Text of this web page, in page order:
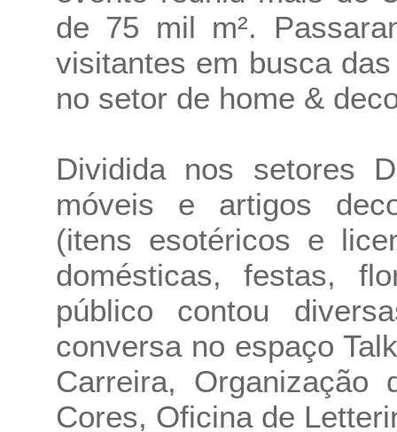
de 75 mil m².
visitantes em busca
no setor de home &
Dividida nos setores
móveis e artigos
(itens esotéricos e
domésticas, festas,
público contou
conversa no espaço
Carreira, Organização
Cores, Oficina de